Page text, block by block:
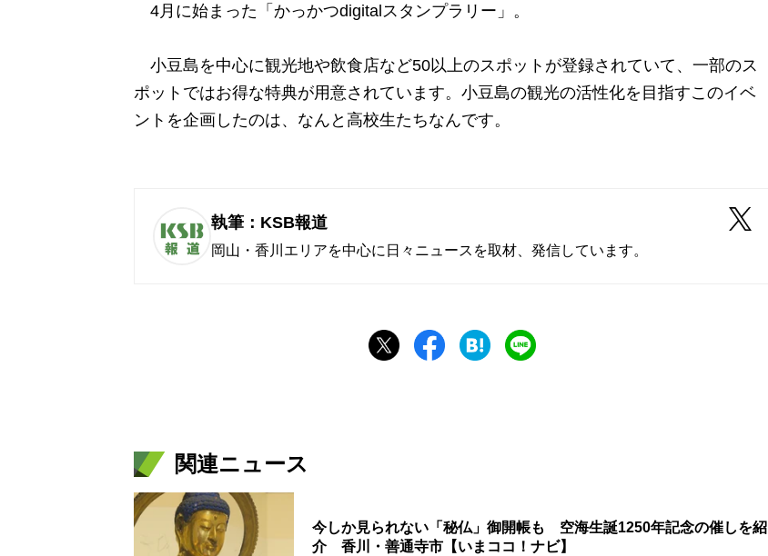
4月に始まった「かっかつdigitalスタンプラリー」。
小豆島を中心に観光地や飲食店など50以上のスポットが登録されていて、一部のス
ポットではお得な特典が用意されています。小豆島の観光の活性化を目指すこのイベ
ントを企画したのは、なんと高校生たちなんです。
執筆：KSB報道
岡山・香川エリアを中心に日々ニュースを取材、発信しています。
関連ニュース
今しか見られない「秘仏」御開帳も 空海生誕1250年記念の催しを紹
介 香川・善通寺市【いまココ！ナビ】